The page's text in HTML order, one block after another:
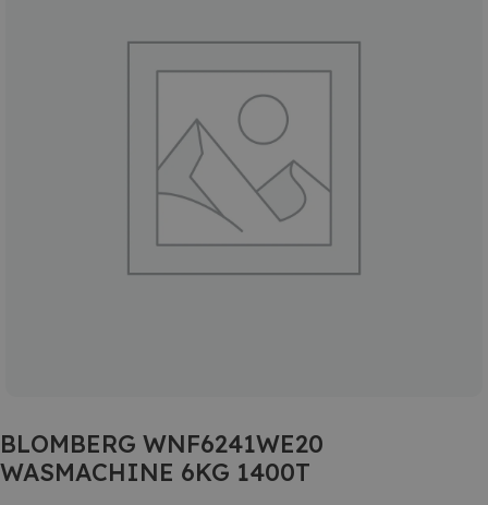
BLOMBERG WNF6241WE20
WASMACHINE 6KG 1400T